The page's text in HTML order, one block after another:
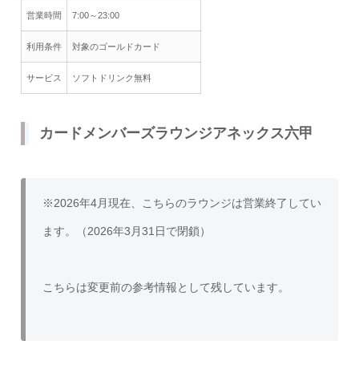
営業時間 7:00～23:00
利用条件 対象のゴールドカード
サービス ソフトドリンク無料
カードメンバーズラウンジアネックス六甲
※2026年4月現在、こちらのラウンジは営業終了してい
ます。（2026年3月31日で閉鎖）
こちらは変更前の参考情報として残しています。